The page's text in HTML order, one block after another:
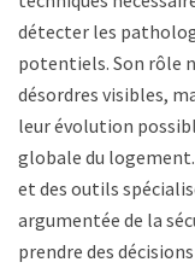
détecter les
potentiels. Son rôle
désordres visibles,
leur évolution
globale du
et des outils
argumentée de la
prendre des